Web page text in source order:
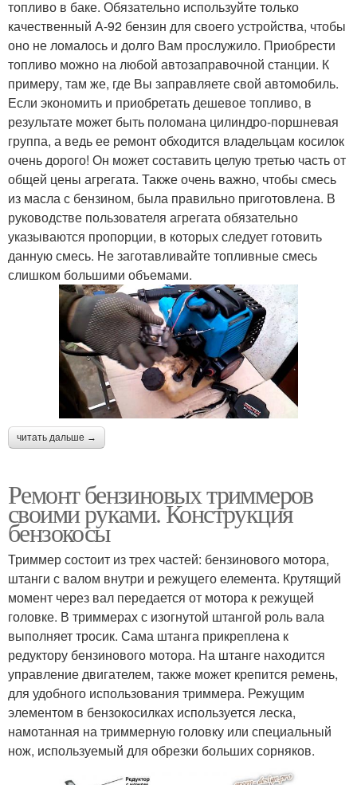
топливо в баке. Обязательно используйте только
качественный А-92 бензин для своего устройства, чтобы
оно не ломалось и долго Вам прослужило. Приобрести
топливо можно на любой автозаправочной станции. К
примеру, там же, где Вы заправляете свой автомобиль.
Если экономить и приобретать дешевое топливо, в
результате может быть поломана цилиндро-поршневая
группа, а ведь ее ремонт обходится владельцам косилок
очень дорого! Он может составить целую третью часть от
общей цены агрегата. Также очень важно, чтобы смесь
из масла с бензином, была правильно приготовлена. В
руководстве пользователя агрегата обязательно
указываются пропорции, в которых следует готовить
данную смесь. Не заготавливайте топливные смесь
слишком большими объемами.
читать дальше →
Ремонт бензиновых триммеров
своими руками. Конструкция
бензокосы
Триммер состоит из трех частей: бензинового мотора,
штанги с валом внутри и режущего елемента. Крутящий
момент через вал передается от мотора к режущей
головке. В триммерах с изогнутой штангой роль вала
выполняет тросик. Сама штанга прикреплена к
редуктору бензинового мотора. На штанге находится
управление двигателем, также может крепится ремень,
для удобного использования триммера. Режущим
элементом в бензокосилках используется леска,
намотанная на триммерную головку или специальный
нож, используемый для обрезки больших сорняков.